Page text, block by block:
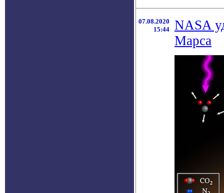
07.08.2020
15:44
NASA
Марса